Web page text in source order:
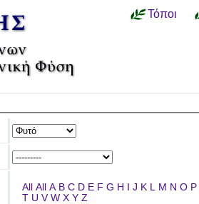
Τόποι
All All A B C D E F G H I J K L M N O P
T U V W X Y Z